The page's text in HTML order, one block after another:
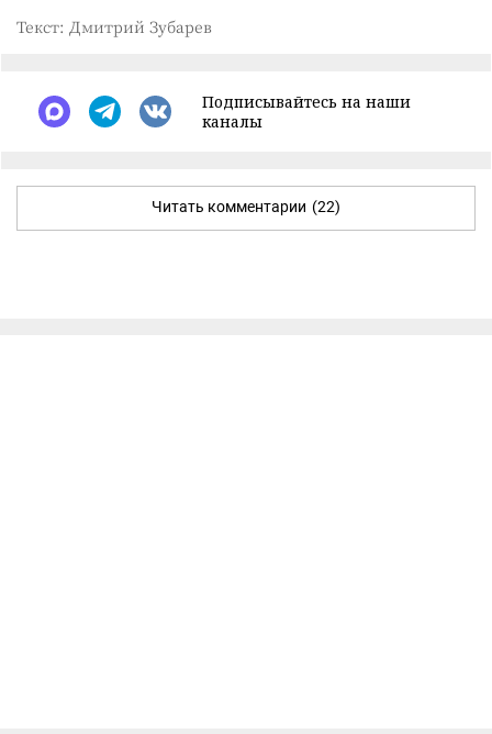
Текст: Дмитрий Зубарев
Подписывайтесь на наши
каналы
Читать комментарии (22)